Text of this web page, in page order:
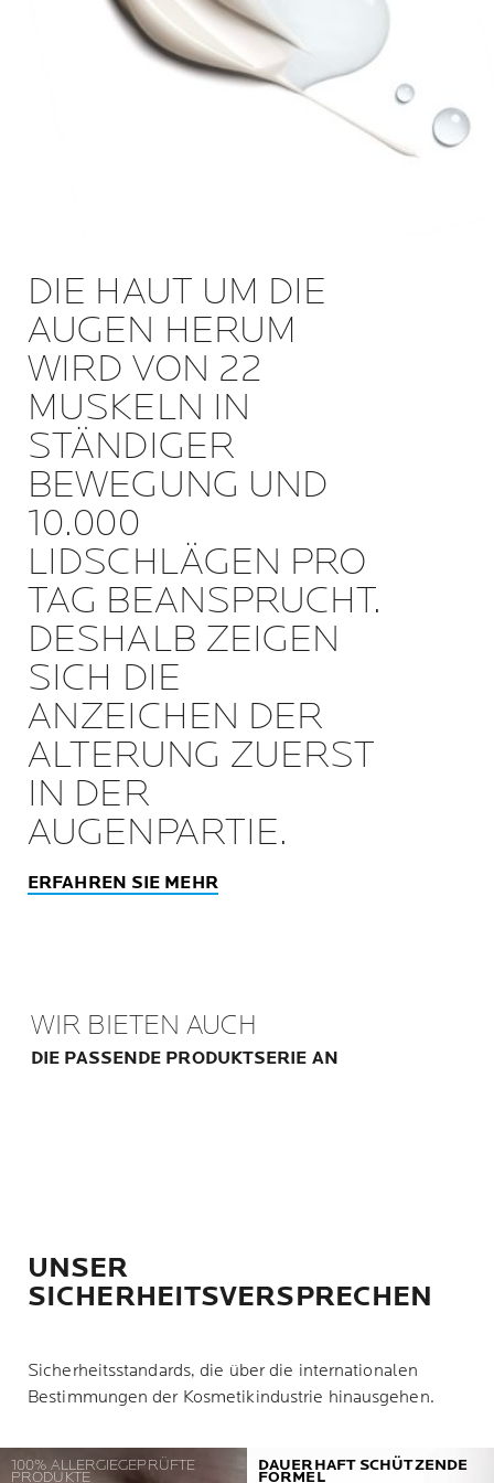
DIE HAUT UM DIE
AUGEN HERUM
WIRD VON 22
MUSKELN IN
STÄNDIGER
BEWEGUNG UND
10.000
LIDSCHLÄGEN PRO
TAG BEANSPRUCHT.
DESHALB ZEIGEN
SICH DIE
ANZEICHEN DER
ALTERUNG ZUERST
IN DER
AUGENPARTIE.
ERFAHREN SIE MEHR
WIR BIETEN AUCH
DIE PASSENDE PRODUKTSERIE AN
UNSER
SICHERHEITSVERSPRECHEN
Sicherheitsstandards, die über die internationalen
Bestimmungen der Kosmetikindustrie hinausgehen.
100% ALLERGIEGEPRÜFTE
PRODUKTE
DAUERHAFT SCHÜTZENDE
FORMEL